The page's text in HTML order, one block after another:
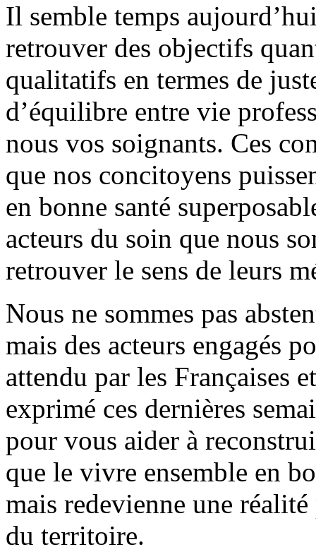
Il semble temps
retrouver des objectifs
qualitatifs en termes de
d’équilibre entre vie
nous vos soignants. Ces
que nos concitoyens
en bonne santé
acteurs du soin que nous
retrouver le sens de leurs
Nous ne sommes pas
mais des acteurs engagés
attendu par les Françaises
exprimé ces dernières
pour vous aider à
que le vivre ensemble en
mais redevienne une
du territoire.